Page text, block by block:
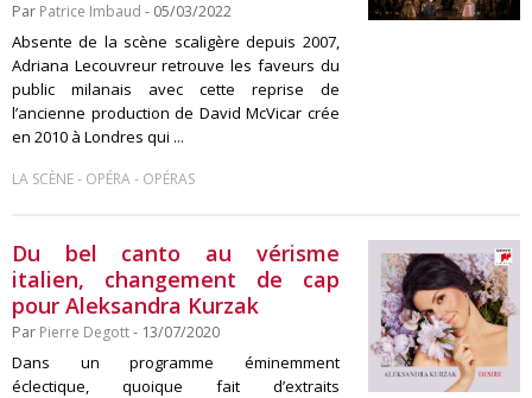
Par Patrice Imbaud - 05/03/2022
Absente de la scène scaligère depuis 2007,
Adriana Lecouvreur retrouve les faveurs du
public milanais avec cette reprise de
l’ancienne production de David McVicar crée
en 2010 à Londres qui ...
LA SCÈNE- OPÉRA- OPÉRAS
Du bel canto au vérisme
italien, changement de cap
pour Aleksandra Kurzak
Par Pierre Degott- 13/07/2020
Dans un programme éminemment
éclectique, quoique fait d’extraits